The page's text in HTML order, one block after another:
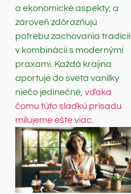
a ekonomické aspekty, a
zároveň zdôrazňujú
potrebu zachovania tradícií
v kombinácii s modernými
praxami. Každá krajina
aportuje do sveta vanilky
niečo jedinečné, vďaka
čomu túto sladkú prísadu
milujeme ešte viac